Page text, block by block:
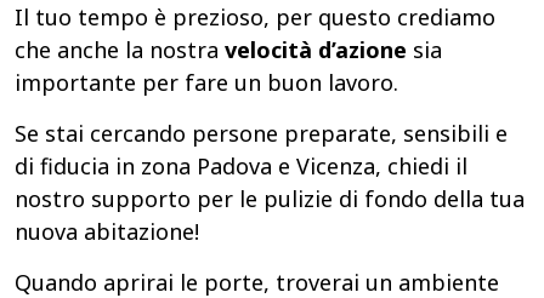
Il tuo tempo è prezioso, per questo crediamo
che anche la nostra velocità d’azione sia
importante per fare un buon lavoro.
Se stai cercando persone preparate, sensibili e
di fiducia in zona Padova e Vicenza, chiedi il
nostro supporto per le pulizie di fondo della tua
nuova abitazione!
Quando aprirai le porte, troverai un ambiente